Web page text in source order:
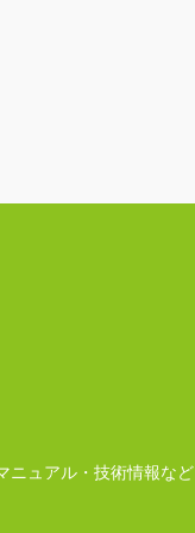
ニュアル・技術情報など